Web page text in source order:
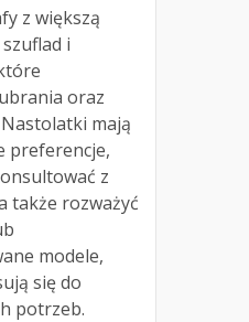
z większą
szuflad i
oraz
mają
preferencje,
z
także rozważyć
modele,
się do
potrzeb.